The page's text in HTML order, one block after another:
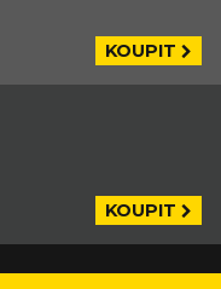
KOUPIT
KOUPIT